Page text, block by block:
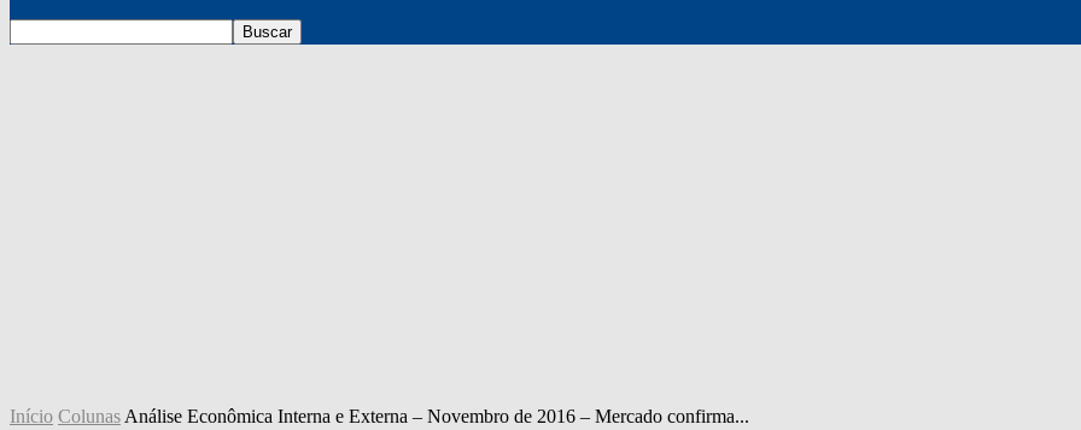
Início Colunas Análise Econômica Interna e Externa – Novembro de 2016 – Mercado confirma...